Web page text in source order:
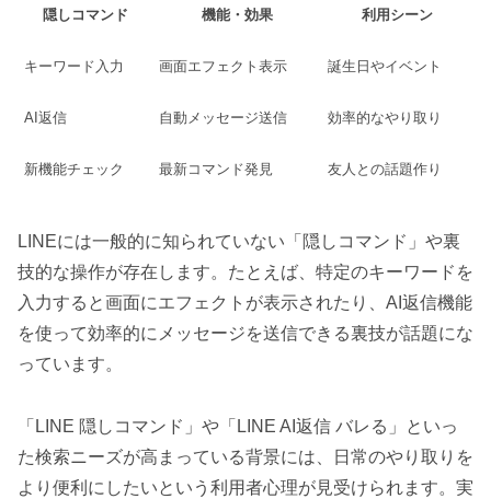
隠しコマンド 機能・効果 利用シーン
キーワード入力 画面エフェクト表示 誕生日やイベント
AI返信 自動メッセージ送信 効率的なやり取り
新機能チェック 最新コマンド発見 友人との話題作り
LINEには一般的に知られていない「隠しコマンド」や裏
技的な操作が存在します。たとえば、特定のキーワードを
入力すると画面にエフェクトが表示されたり、AI返信機能
を使って効率的にメッセージを送信できる裏技が話題にな
っています。
「LINE 隠しコマンド」や「LINE AI返信 バレる」といっ
た検索ニーズが高まっている背景には、日常のやり取りを
より便利にしたいという利用者心理が見受けられます。実